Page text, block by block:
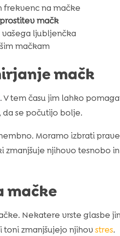
frekvenc na mačke
mačk
ljubljenčka
mačkam
mačk
. V tem času jim lahko
da se počutijo bolje.
Moramo izbrati
zmanjšuje njihovo tesnobo
mačke
Nekatere vrste glasbe
toni zmanjšujejo njihov stres.